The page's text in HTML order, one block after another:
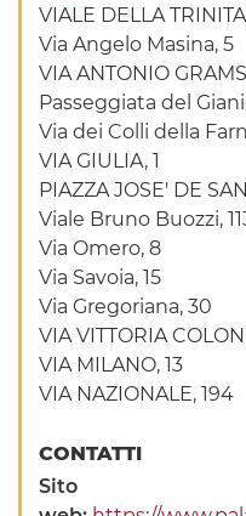
VIALE DELLA
Via Angelo Masina, 5
VIA ANTONIO
Passeggiata del
Via dei Colli della
VIA GIULIA, 1
PIAZZA JOSE' DE
Viale Bruno Buozzi,
Via Omero, 8
Via Savoia, 15
Via Gregoriana, 30
VIA VITTORIA
VIA MILANO, 13
VIA NAZIONALE, 194
CONTATTI
Sito